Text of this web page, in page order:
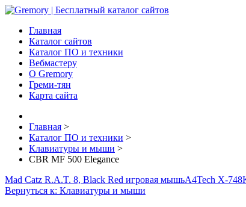
Главная
Каталог сайтов
Каталог ПО и техники
Вебмастеру
О Gremory
Греми-тян
Карта сайта
Главная >
Каталог ПО и техники >
Клавиатуры и мыши >
CBR MF 500 Elegance
Mad Catz R.A.T. 8, Black Red игровая мышьA4Tech X-
Вернуться к: Клавиатуры и мыши